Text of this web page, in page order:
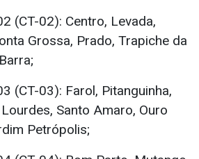
(CT-02): Centro, Levada,
Grossa, Prado, Trapiche da
(CT-03): Farol, Pitanguinha,
Santo Amaro, Ouro
Petrópolis;